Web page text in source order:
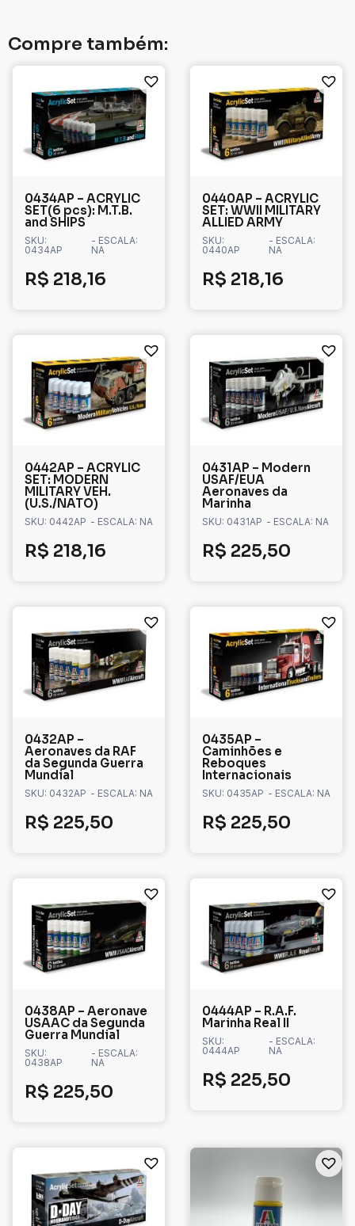
Compre também:
0434AP – ACRYLIC
SET(6 pcs): M.T.B.
and SHIPS
SKU:
0434AP
- ESCALA:
NA
R$ 218,16
0440AP – ACRYLIC
SET: WWII MILITARY
ALLIED ARMY
SKU:
0440AP
- ESCALA:
NA
R$ 218,16
0442AP – ACRYLIC
SET: MODERN
MILITARY VEH.
(U.S./NATO)
SKU: 0442AP - ESCALA: NA
R$ 218,16
0431AP – Modern
USAF/EUA
Aeronaves da
Marinha
SKU: 0431AP - ESCALA: NA
R$ 225,50
0432AP –
Aeronaves da RAF
da Segunda Guerra
Mundial
SKU: 0432AP - ESCALA: NA
R$ 225,50
0435AP –
Caminhões e
Reboques
Internacionais
SKU: 0435AP - ESCALA: NA
R$ 225,50
0438AP – Aeronave
USAAC da Segunda
Guerra Mundial
SKU:
0438AP
- ESCALA:
NA
R$ 225,50
0444AP – R.A.F.
Marinha Real II
SKU:
0444AP
- ESCALA:
NA
R$ 225,50